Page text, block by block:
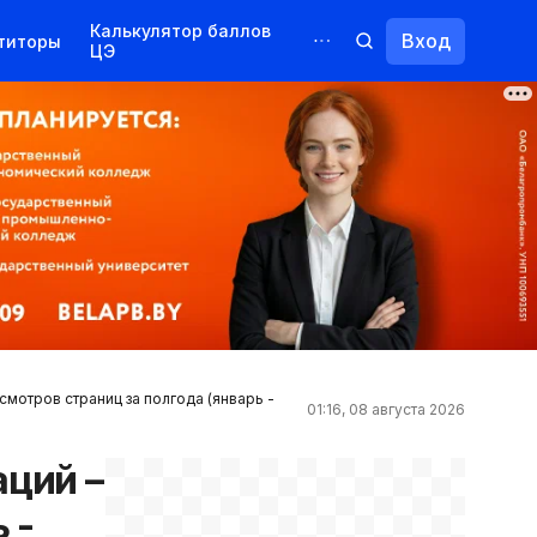
Калькулятор баллов
ЦЭ
Курсы
Переподготовка
Вход
страниц за полгода (январь -
01:16, 08 августа 2026
–
-